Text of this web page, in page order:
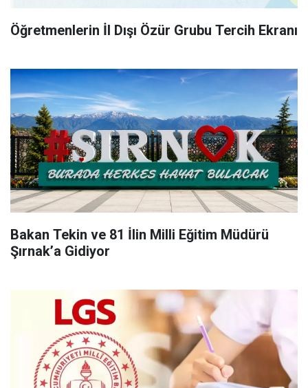
Öğretmenlerin İl Dışı Özür Grubu Tercih Ekranı
Bakan Tekin ve 81 İlin Milli Eğitim Müdürü
Şırnak’a Gidiyor